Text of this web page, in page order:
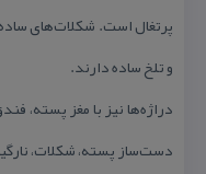
پرتغال است. شكلات‌های
و تلخ ساده دارند.
دراژه‌ها نیز با مغز پسته،
دست‌ساز پسته، شكلات،